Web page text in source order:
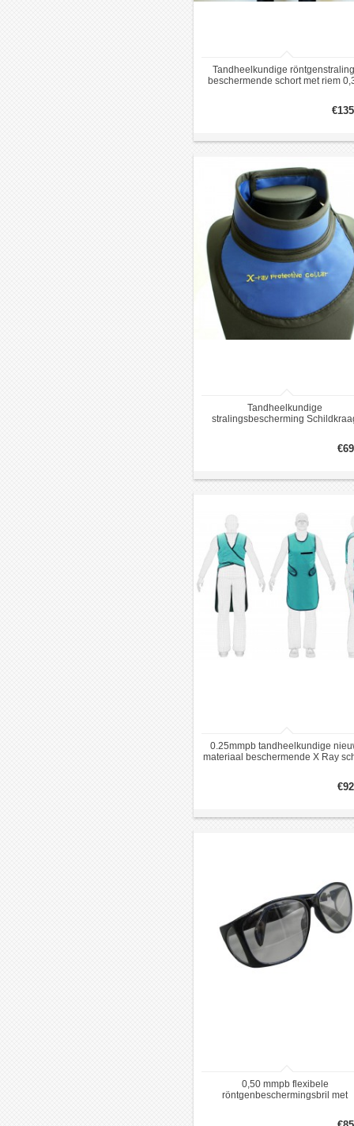
Tandheelkundige
beschermende schort met riem
Tandheelkundige
stralingsbescherming
0.25mmpb tandheelkundige
materiaal beschermende X Ray
0,50 mmpb flexibele
röntgenbeschermingsbril met